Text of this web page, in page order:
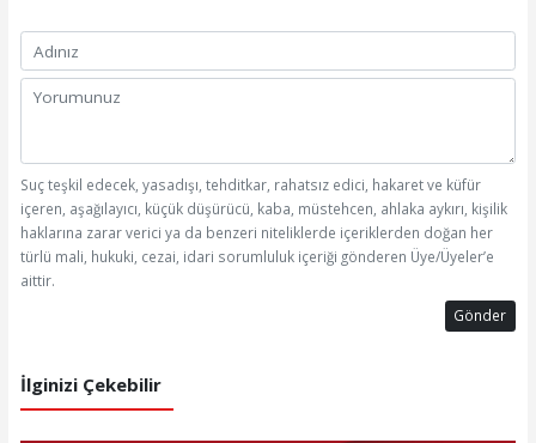
Suç teşkil edecek, yasadışı, tehditkar, rahatsız edici, hakaret ve küfür
içeren, aşağılayıcı, küçük düşürücü, kaba, müstehcen, ahlaka aykırı, kişilik
haklarına zarar verici ya da benzeri niteliklerde içeriklerden doğan her
türlü mali, hukuki, cezai, idari sorumluluk içeriği gönderen Üye/Üyeler’e
aittir.
Gönder
İlginizi Çekebilir